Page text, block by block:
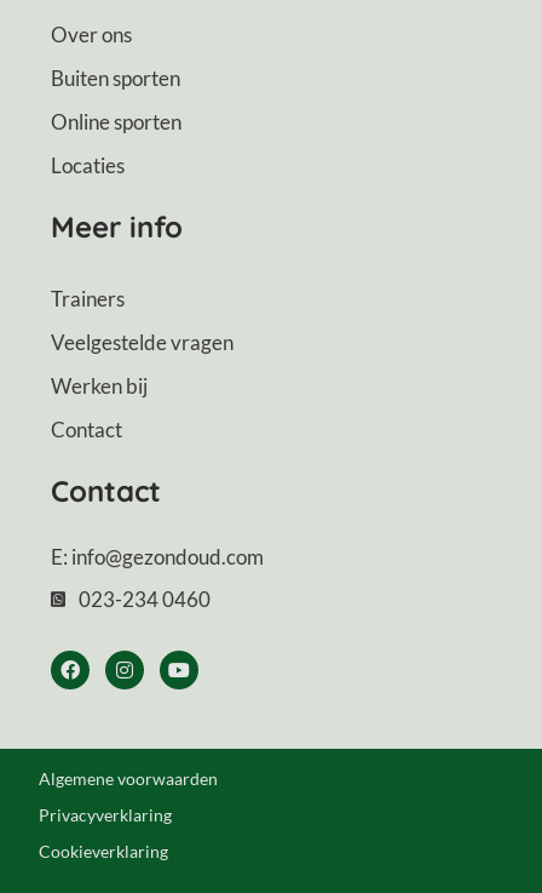
Over ons
Buiten sporten
Online sporten
Locaties
Meer info
Trainers
Veelgestelde vragen
Werken bij
Contact
Contact
E: info@gezondoud.com
023-234 0460
Algemene voorwaarden
Privacyverklaring
Cookieverklaring